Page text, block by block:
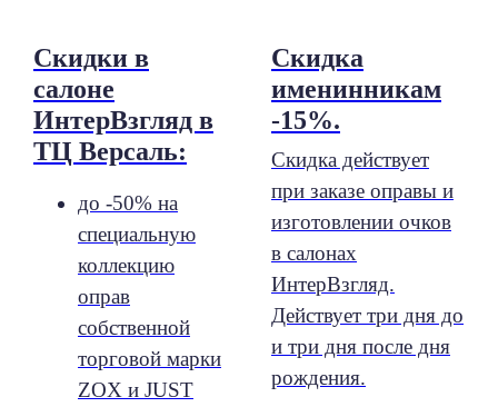
Скидки в
салоне
ИнтерВзгляд в
ТЦ Версаль:
до -50% на
специальную
коллекцию
оправ
собственной
торговой марки
ZOX и JUST
Скидка
именинникам
-15%.
Скидка действует
при заказе оправы и
изготовлении очков
в салонах
ИнтерВзгляд.
Действует три дня до
и три дня после дня
рождения.